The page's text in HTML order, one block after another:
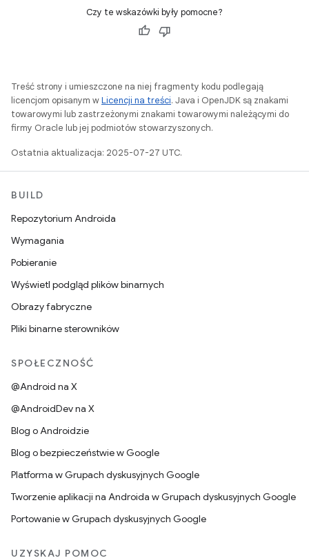
Czy te wskazówki były pomocne?
Treść strony i umieszczone na niej fragmenty kodu podlegają
licencjom opisanym wLicencji na treści. Java i OpenJDK są znakami
towarowymi lub zastrzeżonymi znakami towarowymi należącymi do
firmy Oracle lub jej podmiotów stowarzyszonych.
Ostatnia aktualizacja: 2025-07-27 UTC.
BUILD
Repozytorium Androida
Wymagania
Pobieranie
Wyświetl podgląd plików binarnych
Obrazy fabryczne
Pliki binarne sterowników
SPOŁECZNOŚĆ
@Android na X
@AndroidDev na X
Blog o Androidzie
Blog o bezpieczeństwie w Google
Platforma w Grupach dyskusyjnych Google
Tworzenie aplikacji na Androida w Grupach dyskusyjnych Google
Portowanie w Grupach dyskusyjnych Google
UZYSKAJ POMOC